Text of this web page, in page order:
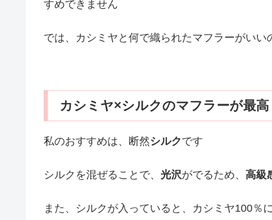
すめできません
では、カシミヤと何で織られたマフラーがいい
カシミヤ×シルクのマフラーが最高
私のおすすめは、断然シルクです
シルクを混ぜることで、 光沢がでるため、 高級
また、シルクが入っていると、カシミヤ100％